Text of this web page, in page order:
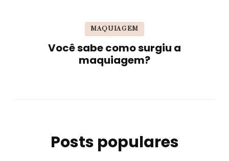
MAQUIAGEM
Você sabe como surgiu a
maquiagem?
Posts populares